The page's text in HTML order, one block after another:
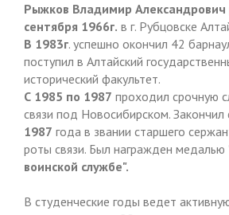
Рыжков Владимир Александрович
сентября 1966г. в г. Рубцовске
В 1983г. успешно окончил 42
поступил в Алтайский
исторический факультет.
С 1985 по 1987 проходил срочную
связи под Новосибирском. Закончил
1987 года в звании старшего
роты связи. Был награжден медалью
воинской службе".
В студенческие годы ведет